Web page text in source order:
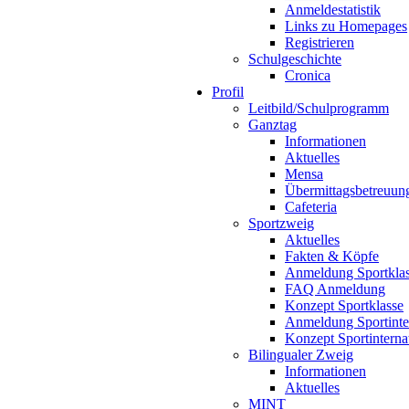
Anmeldestatistik
Links zu Homepages
Registrieren
Schulgeschichte
Cronica
Profil
Leitbild/Schulprogramm
Ganztag
Informationen
Aktuelles
Mensa
Cafeteria
Sportzweig
Aktuelles
Fakten & Köpfe
Anmeldung
FAQ Anmeldung
Konzept Sportklasse
Anmeldung
Konzept
Bilingualer Zweig
Informationen
Aktuelles
MINT